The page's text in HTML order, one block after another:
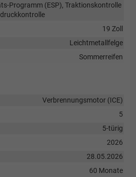
Programm (ESP), Traktionskontrolle
19 Zoll
Leichtmetallfelge
Sommerreifen
Verbrennungsmotor (ICE)
5
5-türig
2026
28.05.2026
60 Monate